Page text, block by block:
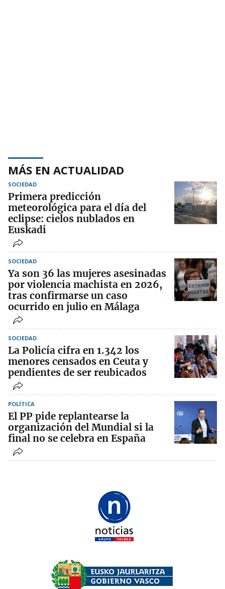
MÁS EN ACTUALIDAD
SOCIEDAD
Primera predicción
meteorológica para el día del
eclipse: cielos nublados en
Euskadi
SOCIEDAD
Ya son 36 las mujeres asesinadas
por violencia machista en 2026,
tras confirmarse un caso
ocurrido en julio en Málaga
SOCIEDAD
La Policía cifra en 1.342 los
menores censados en Ceuta y
pendientes de ser reubicados
POLÍTICA
El PP pide replantearse la
organización del Mundial si la
final no se celebra en España